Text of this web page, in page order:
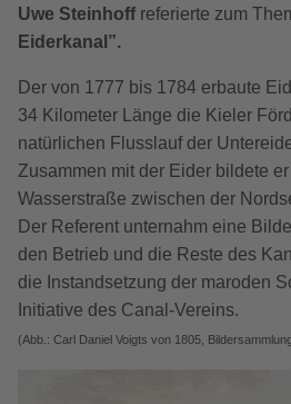
Uwe Steinhoff referierte zum
Eiderkanal”.
Der von 1777 bis 1784 erbaute
34 Kilometer Länge die Kieler
natürlichen Flusslauf der
Zusammen mit der Eider bildete
Wasserstraße zwischen der
Der Referent unternahm eine
den Betrieb und die Reste des
die Instandsetzung der maroden
Initiative des Canal-Vereins.
(Abb.: Carl Daniel Voigts von 1805,